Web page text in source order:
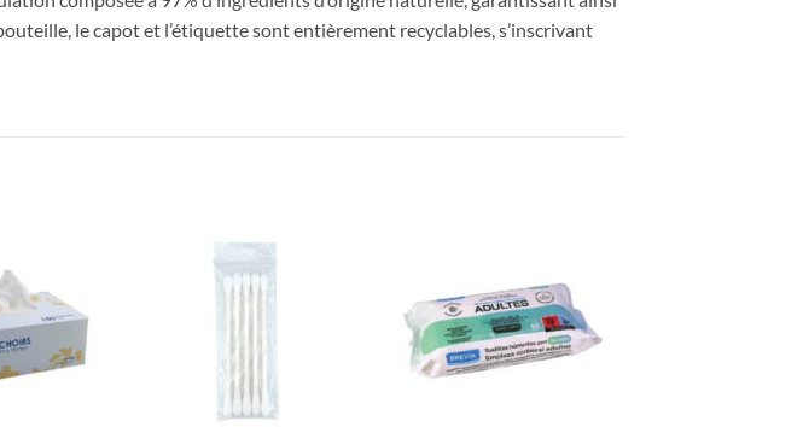
le capot et l’étiquette sont entièrement recyclables, s’inscrivant
à la liste
d’envies
Ajouter
à la liste
d’envies